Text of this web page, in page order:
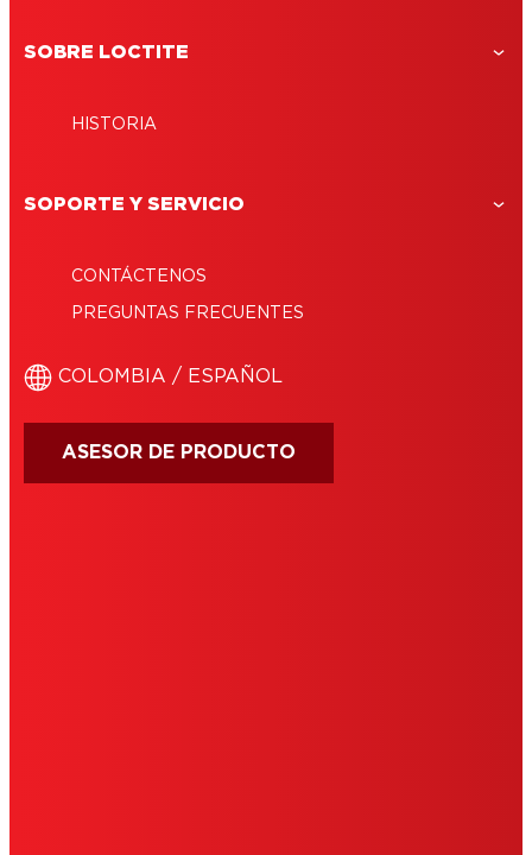
SOBRE LOCTITE
HISTORIA
SOPORTE Y SERVICIO
CONTÁCTENOS
PREGUNTAS FRECUENTES
COLOMBIA / ESPAÑOL
ASESOR DE PRODUCTO